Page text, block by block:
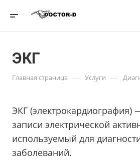
ЭКГ
Главная страница — Услуги —
ЭКГ (электрокардиография)
записи электрической
используемый для
заболеваний.